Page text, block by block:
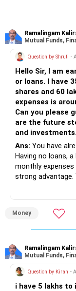
टाई-अप और 80-90%
गुणवत्ता और वैश्विक
पाठ्यक्रम को आगे
को बढ़ाती है; और
दर्शाती हैं।
संस्तुति: (वरीयता क्रम)
आपके बेटे की अखिल
पटना (यदि स्थान
कोर-इंजीनियरिंग
मैकेनिकल। इसके बाद,
प्लेसमेंट स्थिरता के लिए
कंप्यूटिंग भूमिकाओं के
मुंबई सीएसई और
शाखा प्लेसमेंट और
लिए शुभकामनाएँ!
| स्वास्थ्य | रिश्ते'.
Ramalingam
Mutual Funds,
Question by Shruti -
Hello Sir, I am
or loans. I have
shares and 60
expenses is
Can you please
are the future
and investments.
Ans: You have
Having no loans,
monthly
strong
long-term wealth
» My Assessment
– Mutual funds of
– Shares worth
portfolio quality is
Money
Ramalingam
Mutual Funds,
Question by Kiran -
i have 5 lakhs